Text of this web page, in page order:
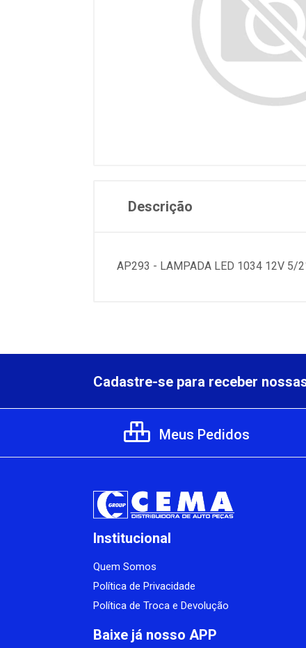
Descrição
AP293 - LAMPADA LED 1034 12V 5/
Cadastre-se para receber
Meus Pedidos
Institucional
Quem Somos
Política de Privacidade
Política de Troca e Devolução
Baixe já nosso APP